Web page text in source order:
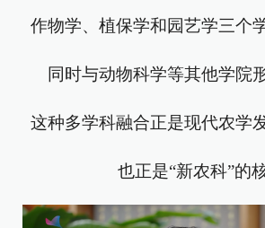
作物学、植保学和园艺学三个
同时与动物科学等其他学院
这种多学科融合正是现代农学
也正是“新农科”的